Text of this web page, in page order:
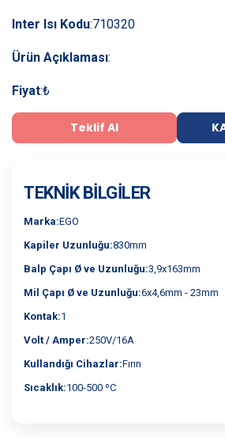
Inter Isı Kodu:710320
Ürün Açıklaması:
Fiyat:₺
Teklif Al
TEKNIK BILGILER
Marka:EGO
Kapiler Uzunluğu:830mm
Balp Çapı Ø ve Uzunluğu:3,9x163mm
Mil Çapı Ø ve Uzunluğu:6x4,6mm - 23mm
Kontak:1
Volt / Amper:250V/16A
Kullandığı Cihazlar:Fırın
Sıcaklık:100-500 ºC